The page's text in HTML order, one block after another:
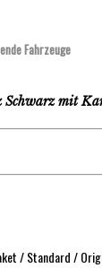
Fahrzeuge
mit
/ Standard /